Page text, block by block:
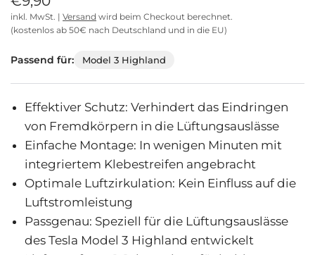
inkl. MwSt. | Versand wird beim Checkout berechnet.
(kostenlos ab 50€ nach Deutschland und in die EU)
Passend für: Model 3 Highland
Effektiver Schutz: Verhindert das Eindringen
von Fremdkörpern in die Lüftungsauslässe
Einfache Montage: In wenigen Minuten mit
integriertem Klebestreifen angebracht
Optimale Luftzirkulation: Kein Einfluss auf die
Luftstromleistung
Passgenau: Speziell für die Lüftungsauslässe
des Tesla Model 3 Highland entwickelt